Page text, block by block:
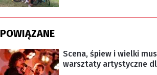
POWIĄZANE
Scena, śpiew i wielki
warsztaty artystyczne